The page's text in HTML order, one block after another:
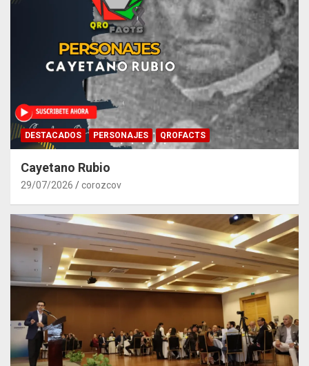
DESTACADOS PERSONAJES QROFACTS
Cayetano Rubio
29/07/2026 corozcov